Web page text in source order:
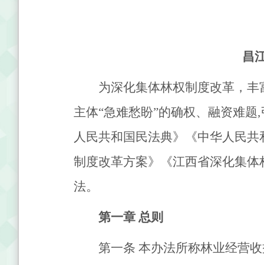
昌
为深化集体林权制度改革，丰
主体“急难愁盼”的确权、融资难
人民共和国民法典》《中华人民
制度改革方案》《江西省深化集
法。
第一章 总则
第一条 本办法所称林业经营